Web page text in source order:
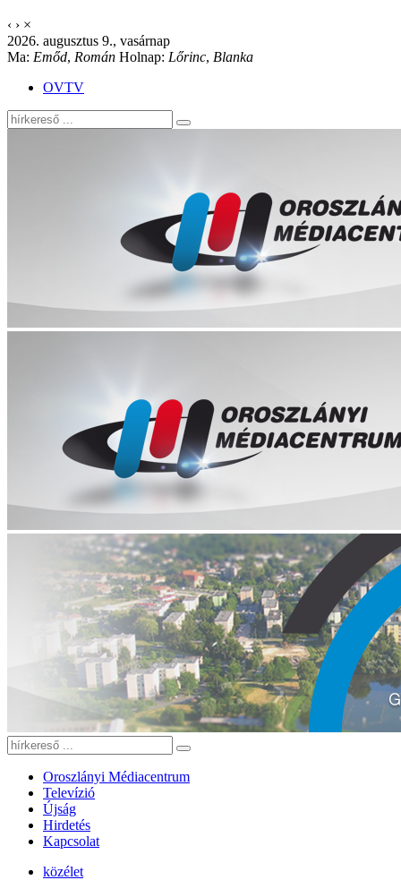
‹ › ×
2026. augusztus 9., vasárnap
Ma: Emőd, Román Holnap: Lőrinc, Blanka
OVTV
Oroszlányi Médiacentrum
Televízió
Újság
Hirdetés
Kapcsolat
közélet